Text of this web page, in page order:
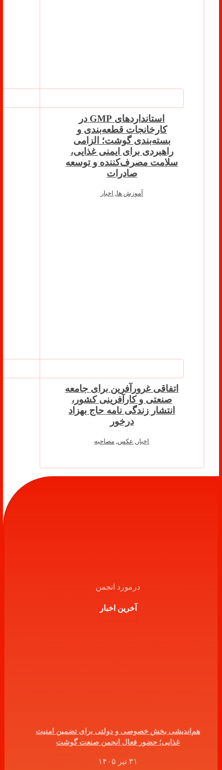
استانداردهای GMP در
کارخانجات قطعه‌بندی و
بسته‌بندی گوشت؛ الزامی
راهبردی برای ایمنی غذایی،
سلامت مصرف‌کننده و توسعه
صادرات
آموزش ها اخبار
اتفاقی غرورآفرین برای جامعه
صنعتی و کارآفرینی کشور،
انتشار زندگی نامه حاج بهزاد
درخور
اخبار , عکس, مصاحبه
درمورد انجمن
آخرین اخبار
هم‌اندیشی بخش خصوصی و دولتی برای تضمین امنیت
غذایی؛ حضور فعال انجمن صنعت گوشت
۳۱ تیر ۱۴۰۵